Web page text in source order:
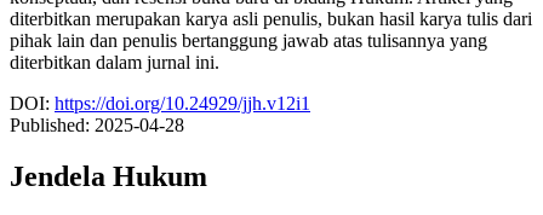
diterbitkan merupakan karya asli penulis, bukan hasil karya tulis dari
pihak lain dan penulis bertanggung jawab atas tulisannya yang
diterbitkan dalam jurnal ini.
DOI: https://doi.org/10.24929/jjh.v12i1
Published: 2025-04-28
Jendela Hukum